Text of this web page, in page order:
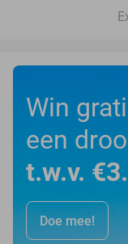
Win
een
t.w.v.
Doe mee!